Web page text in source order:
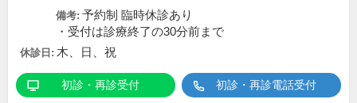
備考: 予約制 臨時休診あり
・受付は診療終了の30分前まで
休診日: 木、日、祝
初診・再診受付 初診・再診電話受付